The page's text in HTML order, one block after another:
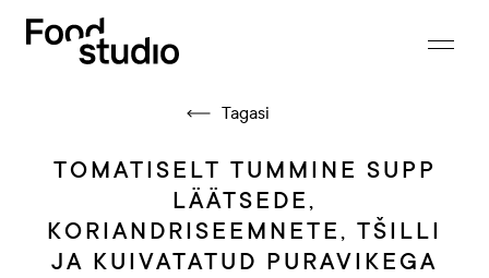
Tagasi
TOMATISELT TUMMINE SUPP
LÄÄTSEDE,
KORIANDRISEEMNETE, TŠILLI
JA KUIVATATUD PURAVIKEGA